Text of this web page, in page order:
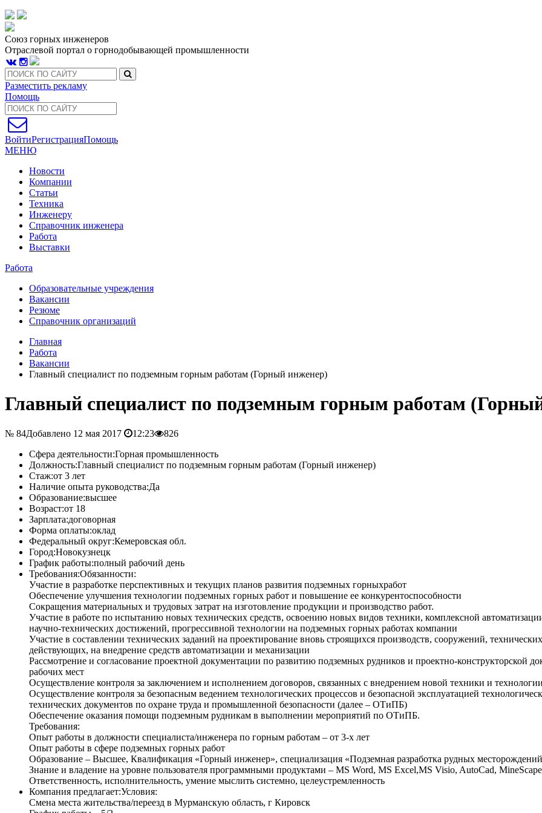
Союз горных инженеров
Отраслевой портал о горнодобывающей промышленности
Разместить рекламу
Помощь
ВойтиРегистрацияПомощь
МЕНЮ
Новости
Компании
Статьи
Техника
Инженеру
Справочник инженера
Работа
Выставки
Работа
Образовательные учреждения
Вакансии
Резюме
Справочник организаций
Главная
Работа
Вакансии
Главный специалист по подземным горным работам (Горный инженер)
Главный специалист по подземным горным работам
№ 84Добавлено 12 мая 2017 12:23
826
Сфера деятельности:Горная промышленность
Должность:Главный специалист по подземным горным работам (Горный инженер)
Стаж:от 3 лет
Наличие опыта руководства:Да
Образование:высшее
Возраст:от 18
Зарплата:договорная
Форма оплаты:оклад
Федеральный округ:Кемеровская обл.
Город:Новокузнецк
График работы:полный рабочий день
Требования:Обязанности:
Участие в разработке перспективных и текущих планов развития подземных горныхработ
Обеспечение улучшения технологии подземных горных работ и повышение ее конкурентоспособности
Сокращения материальных и трудовых затрат на изготовление продукции и производство работ.
Участие в работе по испытанию новых технических средств, освоению новых видов техники, комплексной
научно-технических достижений, прогрессивной технологии на подземных горных работах компании
Участие в составлении технических заданий на проектирование вновь строящихся производств, сооружений,
действующих, на внедрение средств автоматизации и механизации
Рассмотрение и согласование проектной документации по развитию подземных рудников и проектно-конструкторской
рабочих мест
Осуществление контроля за заключением и исполнением договоров, связанных с внедрением новой техники и
Осуществление контроля за безопасным ведением технологических процессов и безопасной эксплуатацией
технических документов по охране труда и промышленной безопасности (далее – ОТиПБ)
Обеспечение оказания помощи подземным рудникам в выполнении мероприятий по ОТиПБ.
Требования:
Опыт работы в должности специалиста/инженера по горным работам – от 3-х лет
Опыт работы в сфере подземных горных работ
Образование – Высшее, Квалификация «Горный инженер», специализация «Подземная разработка рудных
Знание и владение на уровне пользователя программными продуктами – MS Word, MS Excel,MS Visio, AutoCad,
Ответственность, исполнительность, умение мыслить системно, целеустремленность
Компания предлагает:Условия:
Смена места жительства/переезд в Мурманскую область, г Кировск